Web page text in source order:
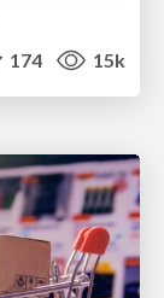
174 15k